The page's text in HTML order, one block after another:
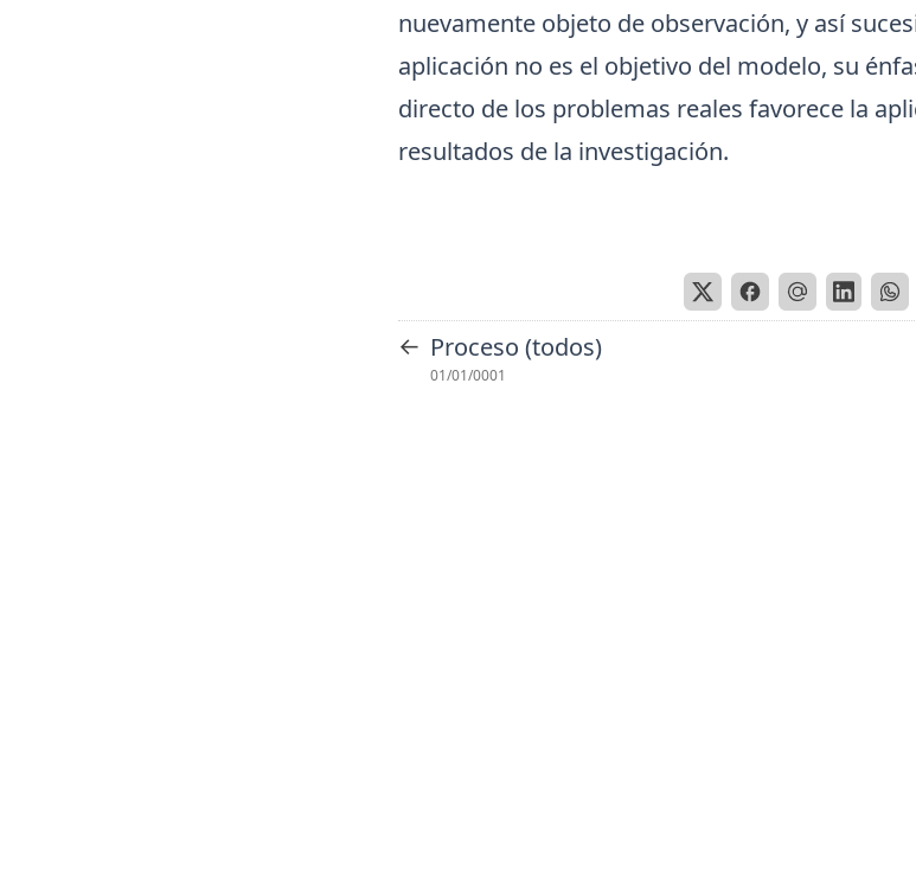
nuevamente objeto de observación, y así
aplicación no es el objetivo del modelo, su
directo de los problemas reales favorece la
resultados de la investigación.
← Proceso (todos)
01/01/0001